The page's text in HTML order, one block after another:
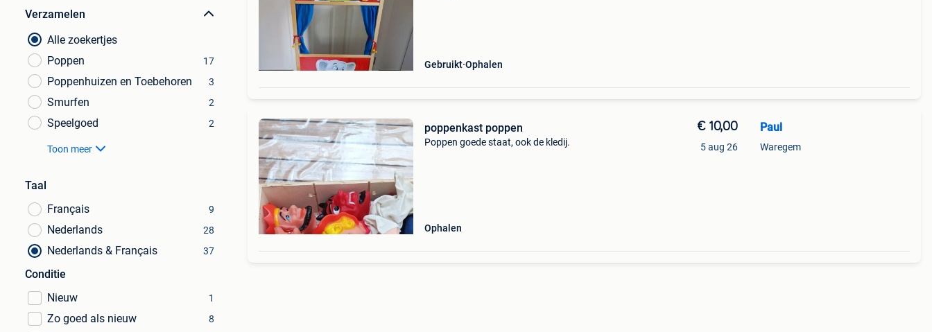
Verzamelen
Alle zoekertjes
Poppen
17
Poppenhuizen en Toebehoren 3
Smurfen 2
Speelgoed 2
Toon meer
Taal
Français
9
Nederlands 28
Nederlands & Français 37
Conditie
Nieuw
1
Zo goed als nieuw 8
Gebruikt Ophalen
poppenkast poppen
Poppen goede staat, ook de kledij.
Ophalen
€ 10,00
5 aug 26
Paul
Waregem